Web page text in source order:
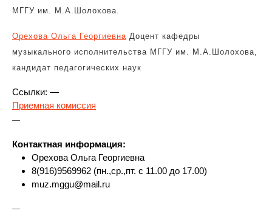
МГГУ им. М.А.Шолохова.
Орехова Ольга Георгиевна Доцент кафедры
музыкального исполнительства МГГУ им. М.А.Шолохова,
кандидат педагогических наук
Ссылки: —
Приемная комиссия
—
Контактная информация:
Орехова Ольга Георгиевна
8(916)9569962 (пн.,ср.,пт. c 11.00 до 17.00)
muz.mggu@mail.ru
—